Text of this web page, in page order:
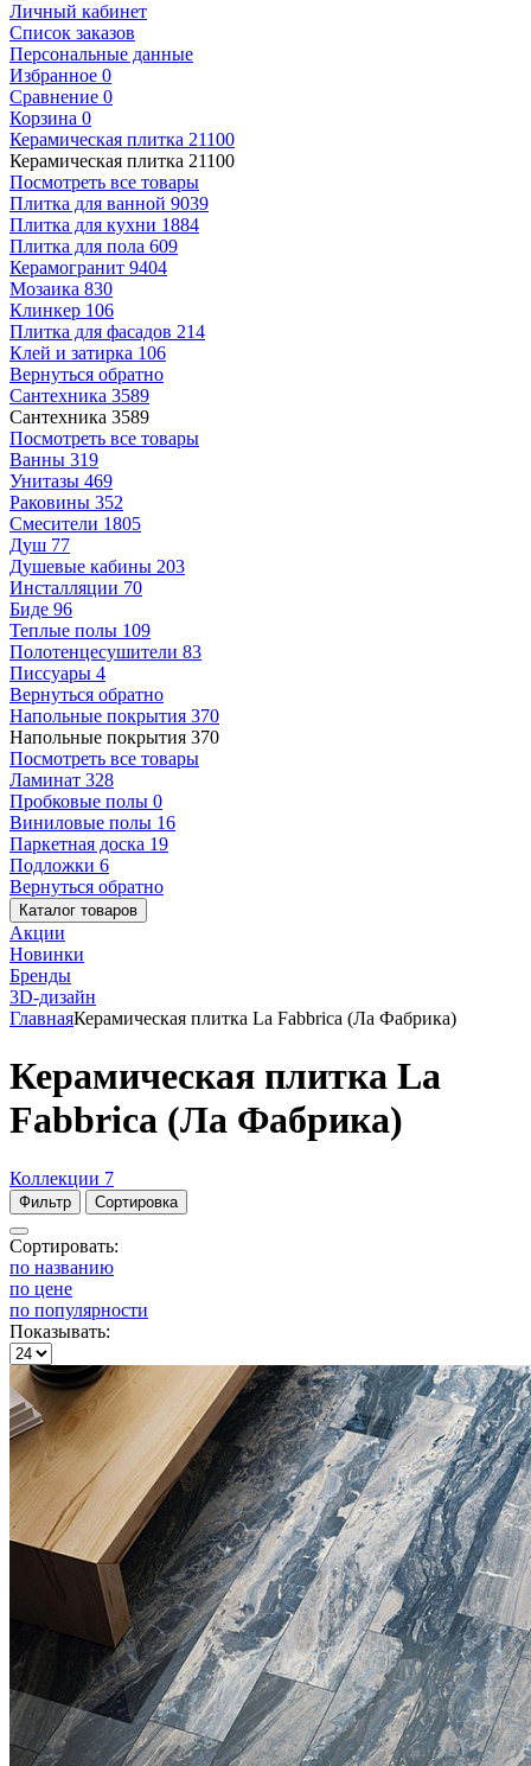
Личный кабинет
Список заказов
Персональные данные
Избранное 0
Сравнение 0
Корзина 0
Керамическая плитка 21100
Керамическая плитка 21100
Посмотреть все товары
Плитка для ванной 9039
Плитка для кухни 1884
Плитка для пола 609
Керамогранит 9404
Мозаика 830
Клинкер 106
Плитка для фасадов 214
Клей и затирка 106
Вернуться обратно
Сантехника 3589
Сантехника 3589
Посмотреть все товары
Ванны 319
Унитазы 469
Раковины 352
Смесители 1805
Душ 77
Душевые кабины 203
Инсталляции 70
Биде 96
Теплые полы 109
Полотенцесушители 83
Писсуары 4
Вернуться обратно
Напольные покрытия 370
Напольные покрытия 370
Посмотреть все товары
Ламинат 328
Пробковые полы 0
Виниловые полы 16
Паркетная доска 19
Подложки 6
Вернуться обратно
Каталог товаров
Акции
Новинки
Бренды
3D-дизайн
ГлавнаяКерамическая плитка La Fabbrica (Ла Фабрика)
Керамическая плитка La
Fabbrica (Ла Фабрика)
Коллекции 7
Фильтр Сортировка
Сортировать:
по названию
по цене
по популярности
Показывать: